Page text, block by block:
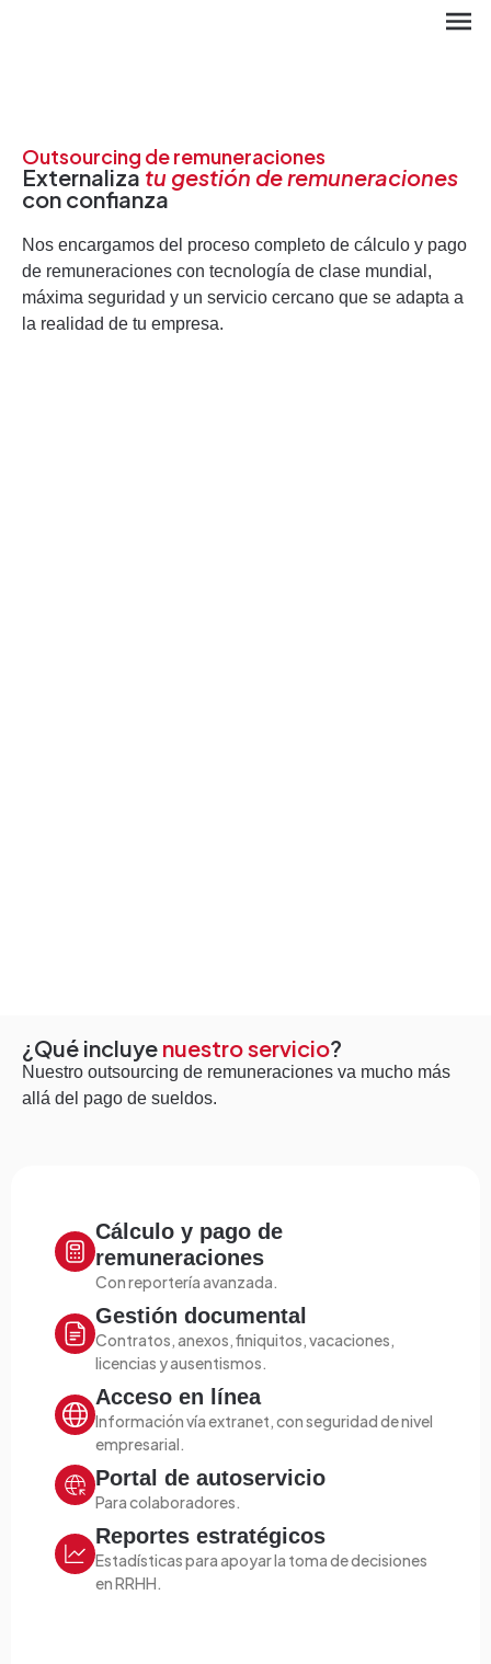
Outsourcing de remuneraciones
Externaliza tu gestión de remuneraciones
con confianza
Nos encargamos del proceso completo de cálculo y pago
de remuneraciones con tecnología de clase mundial,
máxima seguridad y un servicio cercano que se adapta a
la realidad de tu empresa.
¿Qué incluye nuestro servicio?
Nuestro outsourcing de remuneraciones va mucho más
allá del pago de sueldos.
Cálculo y pago de
remuneraciones
Con reportería avanzada.
Gestión documental
Contratos, anexos, finiquitos, vacaciones,
licencias y ausentismos.
Acceso en línea
Información vía extranet, con seguridad de nivel
empresarial.
Portal de autoservicio
Para colaboradores.
Reportes estratégicos
Estadísticas para apoyar la toma de decisiones
en RRHH.